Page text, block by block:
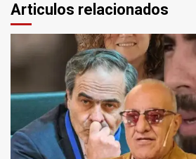
Articulos relacionados